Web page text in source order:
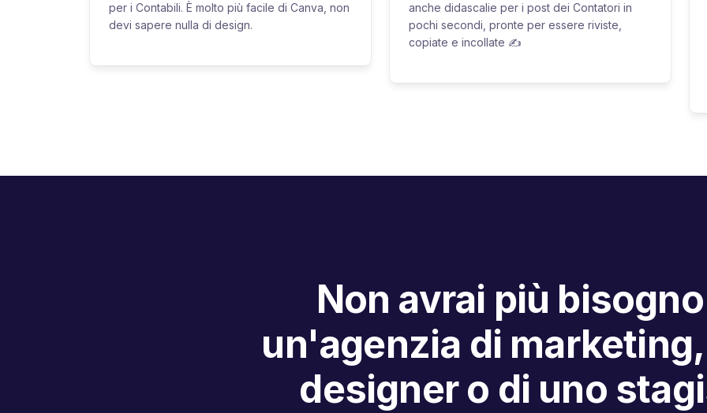
per i Contabili. È molto più facile di Canva, non
devi sapere nulla di design.
anche didascalie per i post dei Contatori in
pochi secondi, pronte per essere riviste,
copiate e incollate ✍️
Non avrai più
un'agenzia di
designer o di uno